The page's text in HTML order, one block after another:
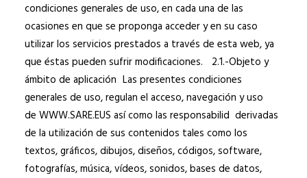
condiciones generales de uso, en cada una de las
ocasiones en que se proponga acceder y en su caso
utilizar los servicios prestados a través de esta web, ya
que éstas pueden sufrir modificaciones. 2.1.-Objeto y
ámbito de aplicación Las presentes condiciones
generales de uso, regulan el acceso, navegación y uso
de WWW.SARE.EUS así como las responsabilid derivadas
de la utilización de sus contenidos tales como los
textos, gráficos, dibujos, diseños, códigos, software,
fotografías, música, vídeos, sonidos, bases de datos,